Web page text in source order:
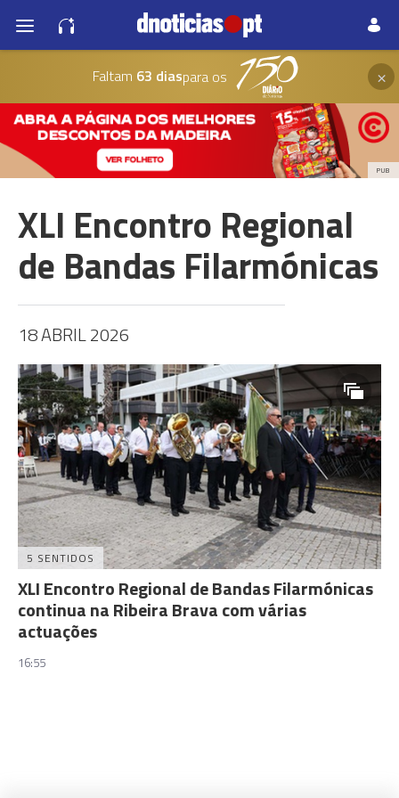
Faltam 63 diaspara os ×
PUB
XLI Encontro Regional
de Bandas Filarmónicas
18 ABRIL 2026
5 SENTIDOS
XLI Encontro Regional de Bandas Filarmónicas
continua na Ribeira Brava com várias
actuações
16:55